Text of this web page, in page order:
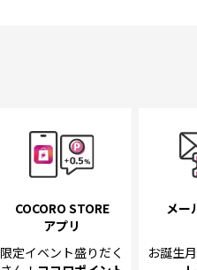
COCORO STORE
アプリ
限定イベント盛りだく
メー
お誕生